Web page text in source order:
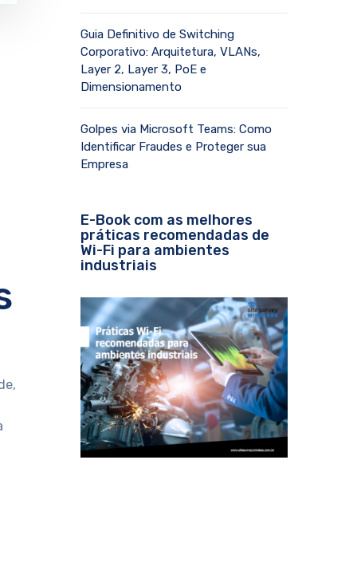
Guia Definitivo de Switching
Corporativo: Arquitetura, VLANs,
Layer 2, Layer 3, PoE e
Dimensionamento
Golpes via Microsoft Teams: Como
Identificar Fraudes e Proteger sua
Empresa
E-Book com as melhores
práticas recomendadas de
Wi-Fi para ambientes
industriais